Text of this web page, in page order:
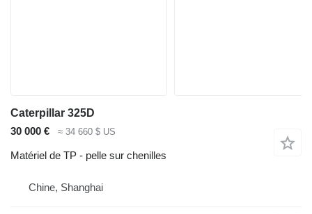
Caterpillar 325D
30 000 €
≈ 34 660 $ US
Matériel de TP - pelle sur chenilles
Chine, Shanghai